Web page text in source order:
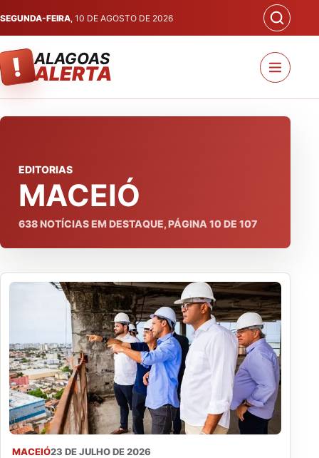
SEGUNDA-FEIRA, 10 DE AGOSTO DE 2026
! ALAGOAS
ALERTA
EDITORIAS
MACEIÓ
638NOTÍCIAS EM DESTAQUE, PÁGINA 10DE 107
MACEIÓ23 DE JULHO DE 2026